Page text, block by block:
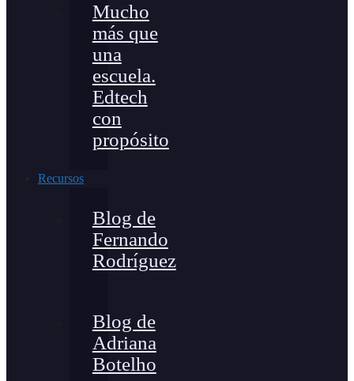
Mucho
más que
una
escuela.
Edtech
con
propósito
Recursos
Blog de
Fernando
Rodríguez
Blog de
Adriana
Botelho